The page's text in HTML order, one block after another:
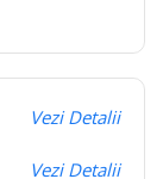
Vezi Detalii
Vezi Detalii